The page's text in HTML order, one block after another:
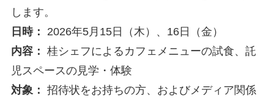
します。
日時：
2026年5月15日（木）、16日（金）
内容： 桂シェフによるカフェメニューの試食、託
児スペースの見学・体験
対象： 招待状をお持ちの方、およびメディア関係